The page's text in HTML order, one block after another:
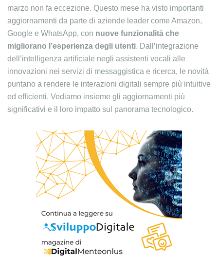
marzo non fa eccezione. Questo mese ha visto importanti
aggiornamenti da parte di aziende leader come Amazon,
Google e WhatsApp, con nuove funzionalità che
migliorano l’esperienza degli utenti. Dall’integrazione
dell’intelligenza artificiale negli assistenti vocali alle
innovazioni nei servizi di messaggistica e ricerca, le novità
puntano a rendere le interazioni digitali sempre più intuitive
ed efficienti. Vediamo insieme gli aggiornamenti più
significativi e il loro impatto sul panorama tecnologico.